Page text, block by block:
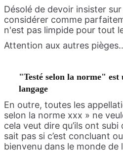
Désolé de devoir insister
considérer comme
n'est pas limpide pour tout
Attention aux autres
"Testé selon la norme"
langage
En outre, toutes les
selon la norme xxx » ne
cela veut dire qu’ils ont
sait pas si c’est concluant
bienvenu dans le monde